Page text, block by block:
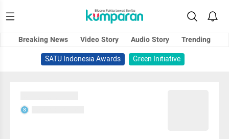
Breaking News Video Story Audio Story
Trending
SATU Indonesia Awards
Green Initiative
S